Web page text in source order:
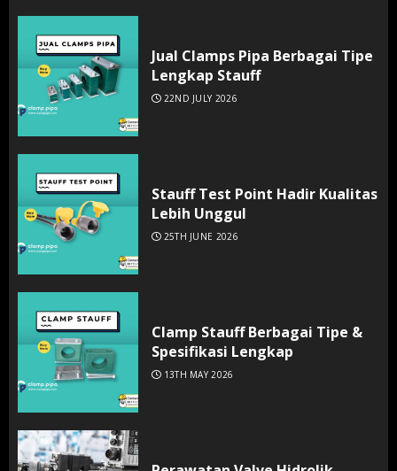
Jual Clamps Pipa Berbagai Tipe
Lengkap Stauff
22ND JULY 2026
Stauff Test Point Hadir Kualitas
Lebih Unggul
25TH JUNE 2026
Clamp Stauff Berbagai Tipe &
Spesifikasi Lengkap
13TH MAY 2026